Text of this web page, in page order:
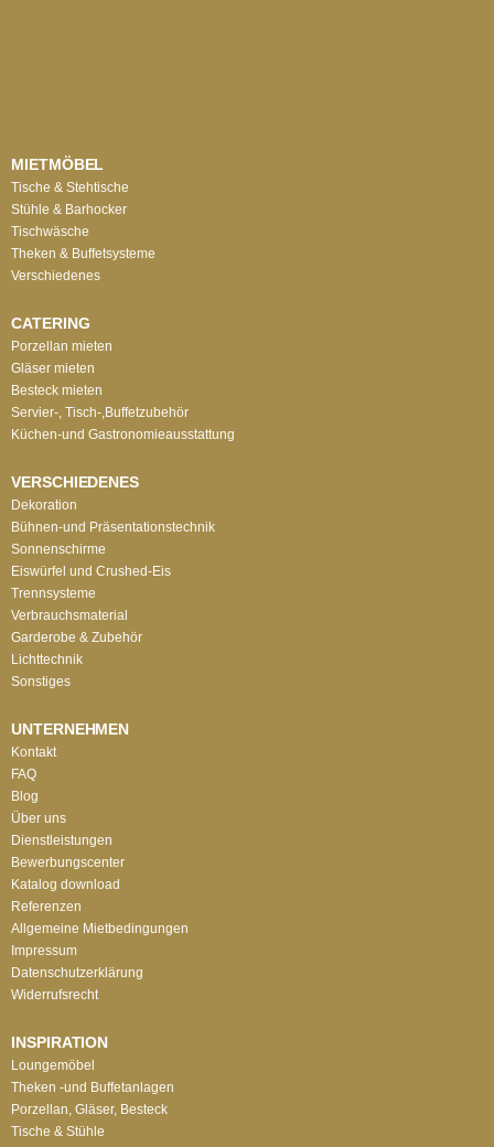
MIETMÖBEL
Tische & Stehtische
Stühle & Barhocker
Tischwäsche
Theken & Buffetsysteme
Verschiedenes
CATERING
Porzellan mieten
Gläser mieten
Besteck mieten
Servier-, Tisch-,Buffetzubehör
Küchen-und Gastronomieausstattung
VERSCHIEDENES
Dekoration
Bühnen-und Präsentationstechnik
Sonnenschirme
Eiswürfel und Crushed-Eis
Trennsysteme
Verbrauchsmaterial
Garderobe & Zubehör
Lichttechnik
Sonstiges
UNTERNEHMEN
Kontakt
FAQ
Blog
Über uns
Dienstleistungen
Bewerbungscenter
Katalog download
Referenzen
Allgemeine Mietbedingungen
Impressum
Datenschutzerklärung
Widerrufsrecht
INSPIRATION
Loungemöbel
Theken -und Buffetanlagen
Porzellan, Gläser, Besteck
Tische & Stühle